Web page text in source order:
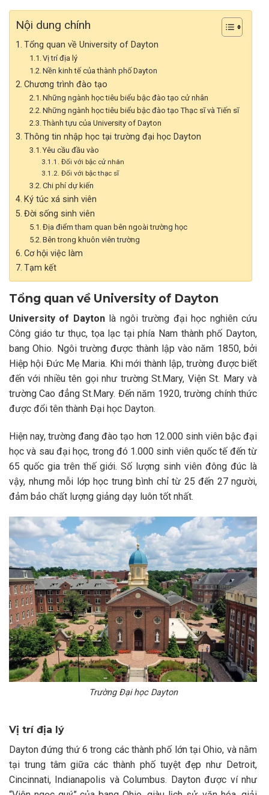
Nội dung chính
Tổng quan về University of Dayton
Vị trí địa lý
Nền kinh tế của thành phố Dayton
Chương trình đào tạo
Những ngành học tiêu biểu bậc đào tạo cử nhân
Những ngành học tiêu biểu bậc đào tạo Thạc sĩ và Tiến sĩ
Thành tựu của University of Dayton
Thông tin nhập học tại trường đại học Dayton
Yêu cầu đầu vào
Đối với bậc cử nhân
Đối với bậc thạc sĩ
Chi phí dự kiến
Ký túc xá sinh viên
Đời sống sinh viên
Địa điểm tham quan bên ngoài trường học
Bên trong khuôn viên trường
Cơ hội việc làm
Tạm kết
Tổng quan về University of Dayton
University of Daytonlà ngôi trường đại học nghiên cứu
Công giáo tư thục, tọa lạc tại phía Nam thành phố Dayton,
bang Ohio. Ngôi trường được thành lập vào năm 1850, bởi
Hiệp hội Đức Mẹ Maria. Khi mới thành lập, trường được biết
đến với nhiều tên gọi như trường St.Mary, Viện St. Mary và
trường Cao đẳng St.Mary. Đến năm 1920, trường chính thức
được đổi tên thành Đại học Dayton.
Hiện nay, trường đang đào tạo hơn 12.000 sinh viên bậc đại
học và sau đại học, trong đó 1.000 sinh viên quốc tế đến từ
65 quốc gia trên thế giới. Số lượng sinh viên đông đúc là
vậy, nhưng mỗi lớp học trung bình chỉ từ 25 đến 27 người,
đảm bảo chất lượng giảng dạy luôn tốt nhất.
Trường Đại học Dayton
Vị trí địa lý
Dayton đứng thứ 6 trong các thành phố lớn tại Ohio, và nằm
tại trung tâm giữa các thành phố tuyệt đẹp như Detroit,
Cincinnati, Indianapolis và Columbus. Dayton được ví như